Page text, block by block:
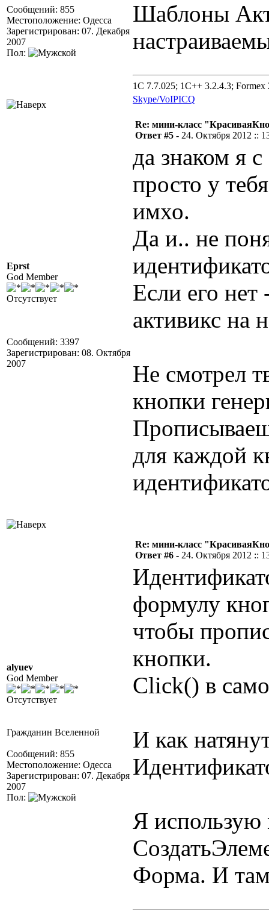
Сообщений: 855
Местоположение: Одесса
Зарегистрирован: 07. Декабря
2007
Пол:
Шаблоны
1C 7.7.025; 1C++ 3.2.4.3; Formex
Skype/VoIPICQ
Eprst
God Member
Отсутствует
Сообщений: 3397
Зарегистрирован: 08. Октября
2007
Re: мини-класс
Ответ #5 - 24. Октября 2012 ::
да знаком я
просто у
имхо.
Да и.. не
Если его
активикс на
Не смотрел
кнопки
для каждой
alyuev
God Member
Отсутствует
Гражданин Вселенной
Сообщений: 855
Местоположение: Одесса
Зарегистрирован: 07. Декабря
2007
Пол:
Re: мини-класс
Ответ #6 - 24. Октября 2012 ::
формулу
чтобы
кнопки.
Click() в
И как
Я использую
Форма. И